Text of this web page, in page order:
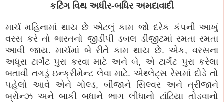
કટિંગ વિથ અધીર-બધિર અમદાવાદી
માર્ચ મહિનામાં થાય છે એટલું કામ જો દરેક કંપની આખું
વરસ કરે તો ભારતનો જીડીપી ડબલ ડીજીટમાં રમતા રમતા
આવી જાય. માર્ચમાં બે રીતે કામ થાય છે. એક, વરસના
અધૂરા ટાર્ગેટ પુરા કરવા માટે અને બે, એ ટાર્ગેટ પુરા કરેલા
બતાવી તગડું ઇન્ક્રીમેન્ટ લેવા માટે. એથ્લેટ્સ રેસમાં દોડે તો
પહેલો આવે એને ગોલ્ડ, બીજાને સિલ્વર અને ત્રીજાને
બ્રોન્ઝ અને બાકી બધાને ભાગ લીધાનો ટાંટિયા તોડવાનો